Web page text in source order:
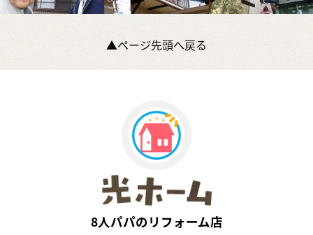
▲ページ先頭へ戻る
8人パパのリフォーム店